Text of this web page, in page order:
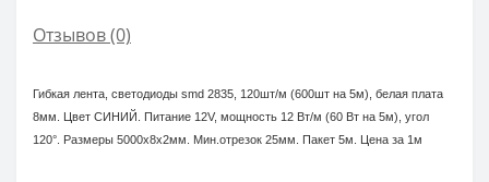
Отзывов (0)
Гибкая лента, светодиоды smd 2835, 120шт/м (600шт на 5м), белая плата
8мм. Цвет СИНИЙ. Питание 12V, мощность 12 Вт/м (60 Вт на 5м), угол
120°. Размеры 5000х8x2мм. Мин.отрезок 25мм. Пакет 5м. Цена за 1м